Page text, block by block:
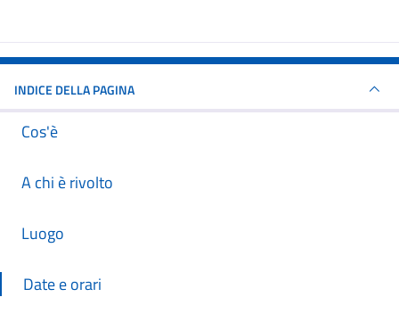
INDICE DELLA PAGINA
Cos'è
A chi è rivolto
Luogo
Date e orari